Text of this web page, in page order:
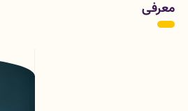
معرفی